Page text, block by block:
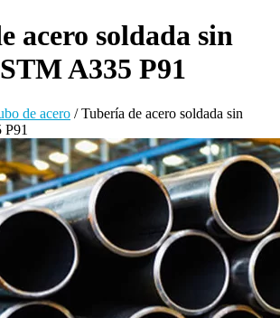
acero soldada sin
A335 P91
de acero /Tubería de acero soldada sin